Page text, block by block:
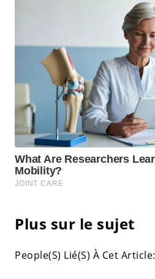
Plus sur le sujet
People(S) Lié(S) À Cet Article: